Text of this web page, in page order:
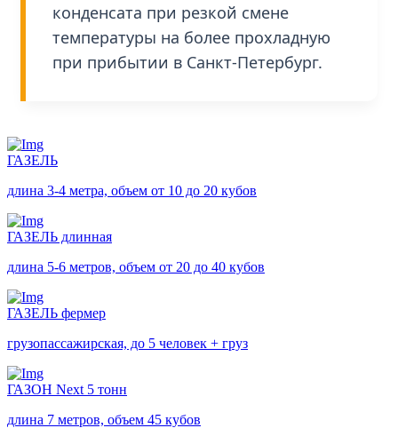
конденсата при резкой смене
температуры на более прохладную
при прибытии в Санкт-Петербург.
ГАЗЕЛЬ
длина 3-4 метра, объем от 10 до 20 кубов
ГАЗЕЛЬ длинная
длина 5-6 метров, объем от 20 до 40 кубов
ГАЗЕЛЬ фермер
грузопассажирская, до 5 человек + груз
ГАЗОН Next 5 тонн
длина 7 метров, объем 45 кубов